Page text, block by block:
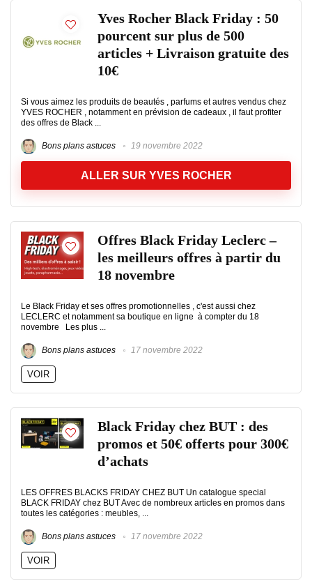
Yves Rocher Black Friday : 50
pourcent sur plus de 500
articles + Livraison gratuite des
10€
Si vous aimez les produits de beautés , parfums et autres vendus chez
YVES ROCHER , notamment en prévision de cadeaux , il faut profiter
des offres de Black ...
Bons plans astuces 19 novembre 2022
ALLER SUR YVES ROCHER
Offres Black Friday Leclerc –
les meilleurs offres à partir du
18 novembre
Le Black Friday et ses offres promotionnelles , c'est aussi chez
LECLERC et notamment sa boutique en ligne à compter du 18
novembre Les plus ...
Bons plans astuces 17 novembre 2022
VOIR
Black Friday chez BUT : des
promos et 50€ offerts pour 300€
d’achats
LES OFFRES BLACKS FRIDAY CHEZ BUT Un catalogue special
BLACK FRIDAY chez BUT Avec de nombreux articles en promos dans
toutes les catégories : meubles, ...
Bons plans astuces 17 novembre 2022
VOIR